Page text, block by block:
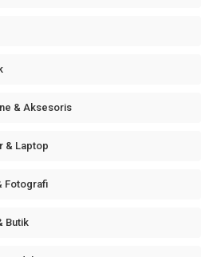
& Aksesoris
& Laptop
Fotografi
Butik